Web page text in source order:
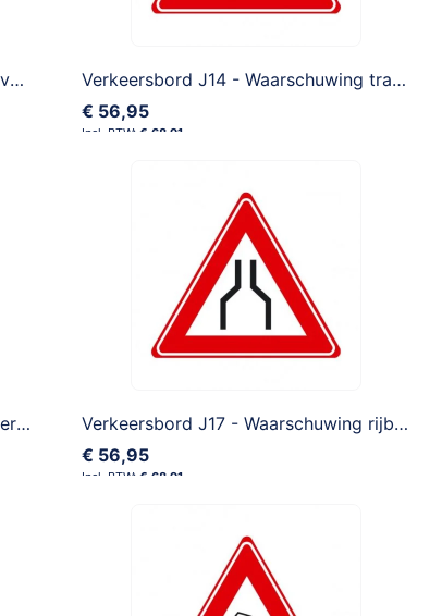
Verkeersbord J11 - Waarschuwing overweg zonder slagbomen
Verkeersbord J14 - Waarschuwing tram(kruising)
€ 56,95
€ 68,91
Verkeersbord J16 -Waarschuwing werk in uitvoering
Verkeersbord J17 - Waarschuwing rijbaanversmalling
€ 56,95
€ 68,91